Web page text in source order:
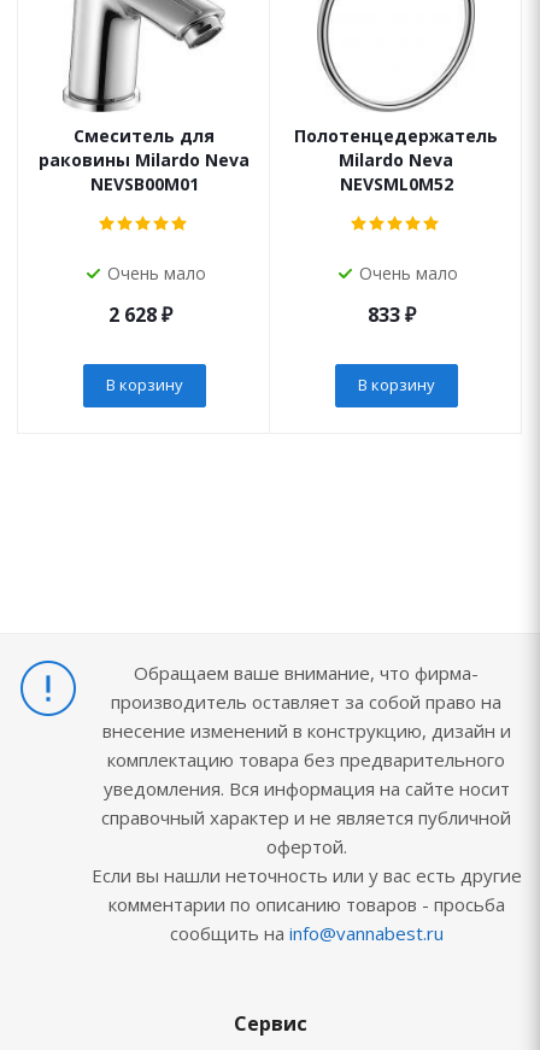
Смеситель для
раковины Milardo Neva
NEVSB00M01
Очень мало
2 628₽
В корзину
Полотенцедержатель
Milardo Neva
NEVSML0M52
Очень мало
833₽
В корзину
Обращаем ваше внимание, что фирма-
производитель оставляет за собой право на
внесение изменений в конструкцию, дизайн и
комплектацию товара без предварительного
уведомления. Вся информация на сайте носит
справочный характер и не является публичной
офертой.
Если вы нашли неточность или у вас есть другие
комментарии по описанию товаров - просьба
сообщить на info@vannabest.ru
Сервис